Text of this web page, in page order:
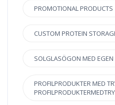
PROMOTIONAL PRODUCTS
CUSTOM PROTEIN
SOLGLASÖGON MED
PROFILPRODUKTER MED